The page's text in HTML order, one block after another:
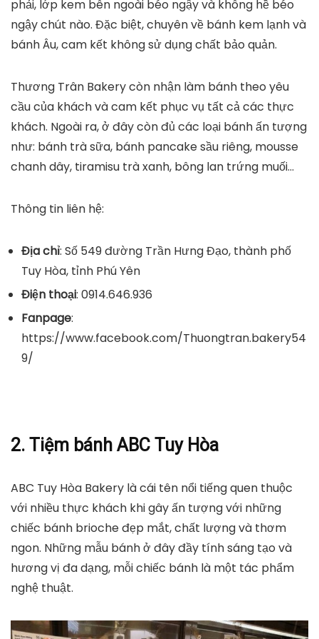
phải, lớp kem bên ngoài béo ngậy và không hề béo
ngậy chút nào. Đặc biệt, chuyên về bánh kem lạnh và
bánh Âu, cam kết không sử dụng chất bảo quản.
Thương Trân Bakery còn nhận làm bánh theo yêu
cầu của khách và cam kết phục vụ tất cả các thực
khách. Ngoài ra, ở đây còn đủ các loại bánh ấn tượng
như: bánh trà sữa, bánh pancake sầu riêng, mousse
chanh dây, tiramisu trà xanh, bông lan trứng muối…
Thông tin liên hệ:
Địa chỉ: Số 549 đường Trần Hưng Đạo, thành phố
Tuy Hòa, tỉnh Phú Yên
Điện thoại: 0914.646.936
Fanpage:
https://www.facebook.com/Thuongtran.bakery54
9/
2. Tiệm bánh ABC Tuy Hòa
ABC Tuy Hòa Bakery là cái tên nổi tiếng quen thuộc
với nhiều thực khách khi gây ấn tượng với những
chiếc bánh brioche đẹp mắt, chất lượng và thơm
ngon. Những mẫu bánh ở đây đầy tính sáng tạo và
hương vị đa dạng, mỗi chiếc bánh là một tác phẩm
nghệ thuật.